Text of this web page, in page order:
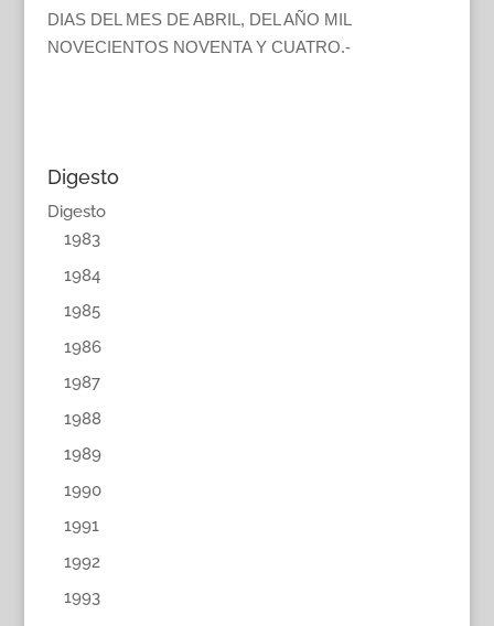
DIAS DEL MES DE ABRIL, DEL AÑO MIL
NOVECIENTOS NOVENTA Y CUATRO.-
Digesto
Digesto
1983
1984
1985
1986
1987
1988
1989
1990
1991
1992
1993